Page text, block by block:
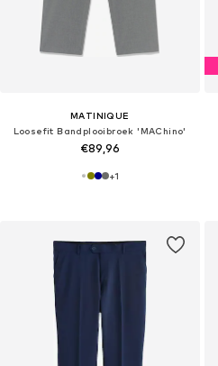
MATINIQUE
Loosefit Bandplooibroek 'MAChino'
€89,96
+1